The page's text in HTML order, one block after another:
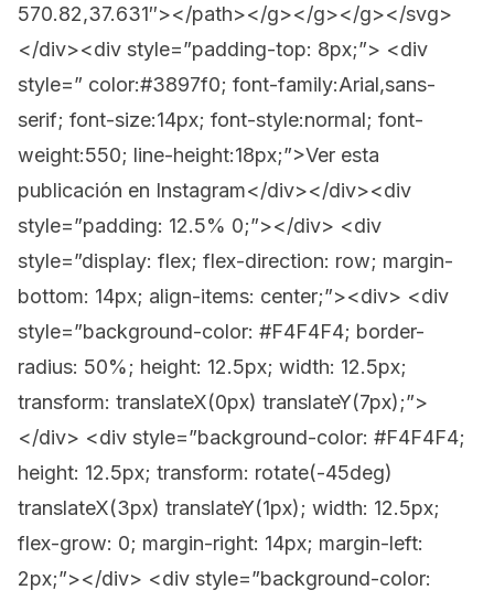
570.82,37.631″></path></g></g></g></svg>
</div><div style=”padding-top: 8px;”> <div
style=” color:#3897f0; font-family:Arial,sans-
serif; font-size:14px; font-style:normal; font-
weight:550; line-height:18px;”>Ver esta
publicación en Instagram</div></div><div
style=”padding: 12.5% 0;”></div> <div
style=”display: flex; flex-direction: row; margin-
bottom: 14px; align-items: center;”><div> <div
style=”background-color: #F4F4F4; border-
radius: 50%; height: 12.5px; width: 12.5px;
transform: translateX(0px) translateY(7px);”>
</div> <div style=”background-color: #F4F4F4;
height: 12.5px; transform: rotate(-45deg)
translateX(3px) translateY(1px); width: 12.5px;
flex-grow: 0; margin-right: 14px; margin-left:
2px;”></div> <div style=”background-color: